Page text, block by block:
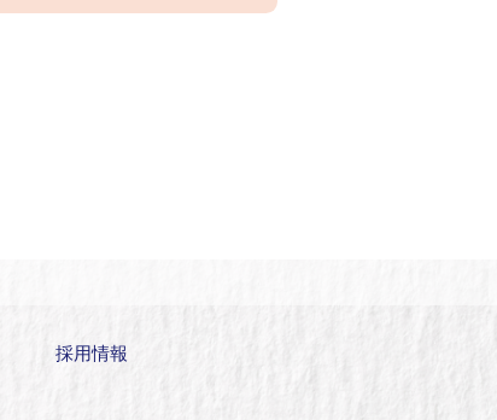
採用情報